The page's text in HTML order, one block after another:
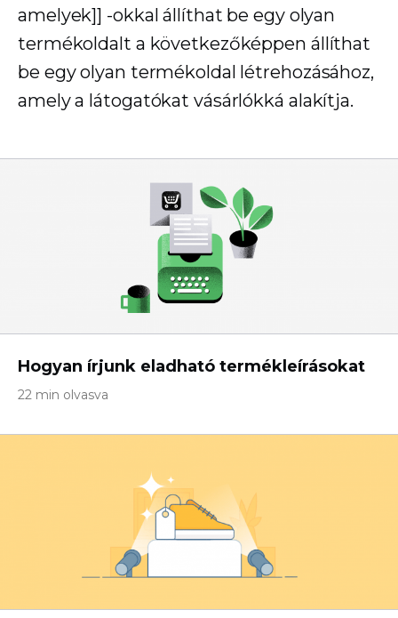
amelyek]] -okkal állíthat be egy olyan
termékoldalt a következőképpen állíthat
be egy olyan termékoldal létrehozásához,
amely a látogatókat vásárlókká alakítja.
Hogyan írjunk eladható termékleírásokat
22 min olvasva